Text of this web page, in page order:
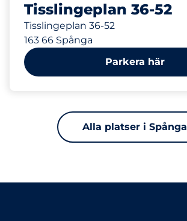
Tisslingeplan 36-52
Tisslingeplan 36-52
163 66 Spånga
Parkera här
Alla platser i Spånga